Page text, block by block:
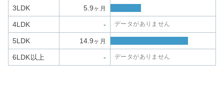
3LDK 5.9ヶ月
4LDK - データがありません
5LDK 14.9ヶ月
6LDK以上 - データがありません